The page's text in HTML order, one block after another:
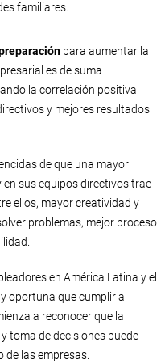
familiares.
para aumentar la
es de suma
la correlación positiva
y mejores resultados
de que una mayor
sus equipos directivos trae
ellos, mayor creatividad y
problemas, mejor proceso
en América Latina y el
oportuna que cumplir a
a reconocer que la
toma de decisiones puede
de las empresas.